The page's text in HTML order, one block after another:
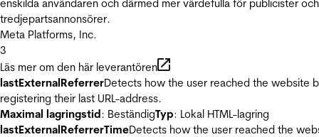
enskilda användaren och därmed mer värdefulla för publicister och
tredjepartsannonsörer.
Meta Platforms, Inc.
3
Läs mer om den här leverantören
lastExternalReferrerDetects how the user reached the website
registering their last URL-address.
Maximal lagringstid: BeständigTyp: Lokal HTML-lagring
lastExternalReferrerTimeDetects how the user reached the